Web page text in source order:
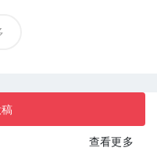
查看更多